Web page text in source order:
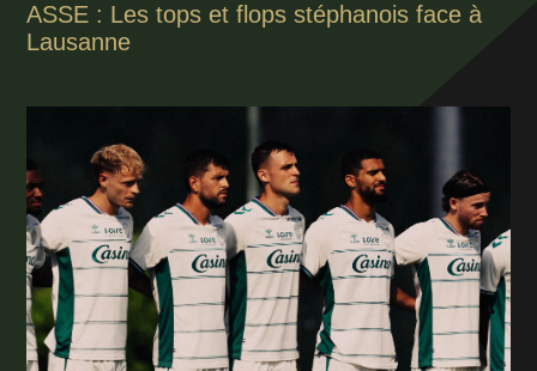
ASSE : Les tops et flops stéphanois face à
Lausanne